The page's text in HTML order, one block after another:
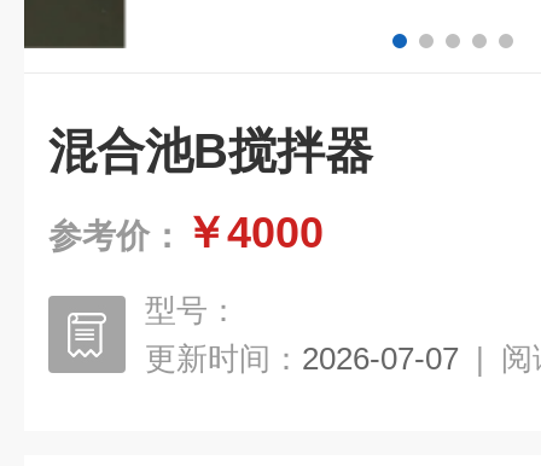
混合池B搅拌器
参考价： ￥4000
型号：
更新时间： 2026-07-07 | 阅